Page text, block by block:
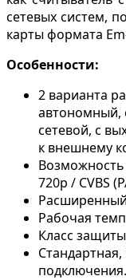
сетевых систем,
карты формата
Особенности:
2 варианта
автономный,
сетевой, с
к внешнему
720p / CVBS
Расширенный
Рабочая
Класс
подключения.